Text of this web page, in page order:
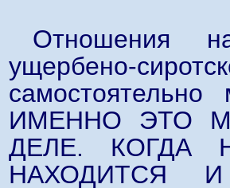
Отношения
ущербено-
ИМЕННО ЭТО
ДЕЛЕ. КОГДА
НАХОДИТСЯ